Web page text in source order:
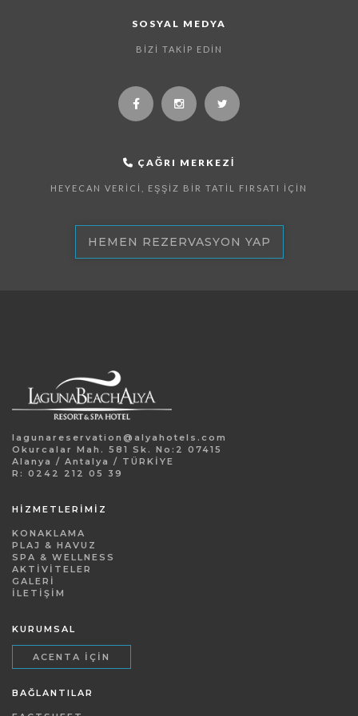
SOSYAL MEDYA
BIZI TAKIP EDIN
ÇAĞRI MERKEZI
HEYECAN VERICI, EŞŞIZ BIR TATIL FIRSATI İÇIN
HEMEN REZERVASYON YAP
lagunareservation@alyahotels.com
Okurcalar Mah. 581 Sk. No:2 07415
Alanya / Antalya / TÜRKİYE
R: 0242 212 05 39
HİZMETLERİMİZ
KONAKLAMA
PLAJ & HAVUZ
SPA & WELLNESS
AKTIVITELER
GALERI
İLETIŞIM
KURUMSAL
ACENTA İÇIN
BAĞLANTILAR